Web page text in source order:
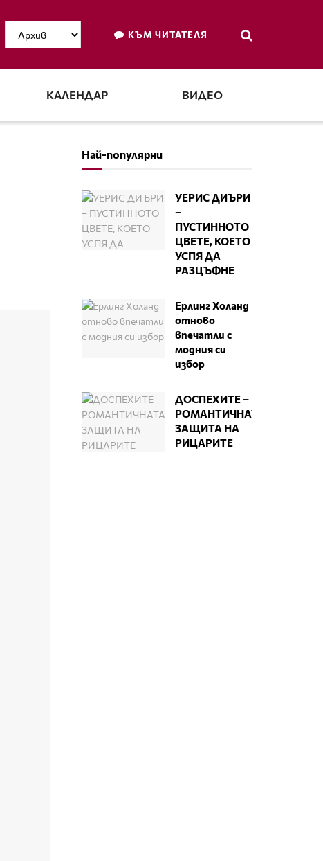
КЪМ ЧИТАТЕЛЯ
КАЛЕНДАР ВИДЕО
Най-популярни
УЕРИС ДИЪРИ
–
ПУСТИННОТО
ЦВЕТЕ, КОЕТО
УСПЯ ДА
РАЗЦЪФНЕ
Ерлинг Холанд
отново
впечатли с
модния си
избор
ДОСПЕХИТЕ –
РОМАНТИЧНАТА
ЗАЩИТА НА
РИЦАРИТЕ